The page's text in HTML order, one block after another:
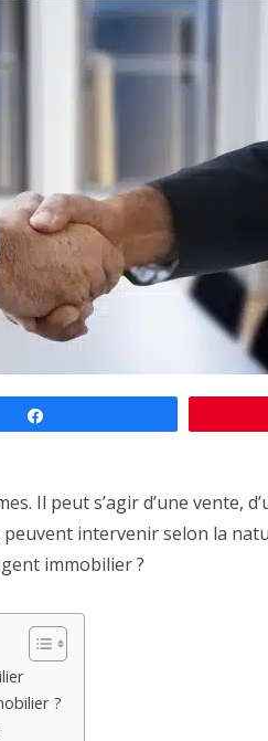
Il peut s’agir d’une vente,
intervenir selon la
immobilier ?
?